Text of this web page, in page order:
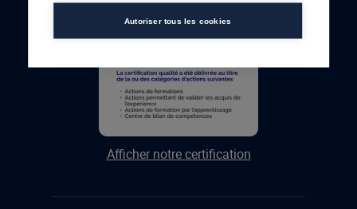
Afficher notre certification
Autoriser tous les cookies